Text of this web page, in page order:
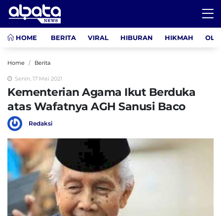
HOME BERITA VIRAL HIBURAN HIKMAH
Home Berita
Senin, 17 Mei 2021
Kementerian Agama Ikut Berduka
atas Wafatnya AGH Sanusi Baco
Redaksi